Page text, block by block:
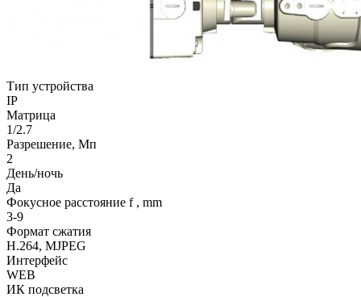
Тип устройства
IP
Матрица
1/2.7
Разрешение, Мп
2
День/ночь
Да
Фокусное расстояние f , mm
3-9
Формат сжатия
H.264, MJPEG
Интерфейс
WEB
ИК подсветка